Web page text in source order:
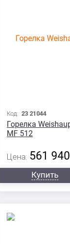
Код: 23 21044
Горелка
MF 512
Цена: 561 940
Купить